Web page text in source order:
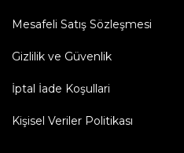
Mesafeli Satış Sözleşmesi
Gizlilik ve Güvenlik
İptal İade Koşullari
Kişisel Veriler Politikası